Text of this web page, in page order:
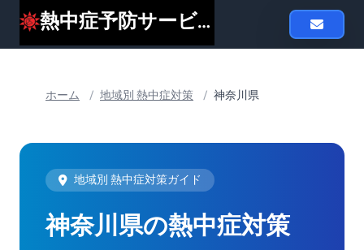
熱中症予防サービスheat119
ホーム / 地域別 熱中症対策 / 神奈川県
地域別 熱中症対策ガイド
神奈川県の熱中症対策